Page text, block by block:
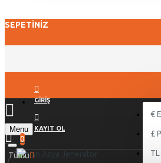
SEPETINIZ
GIRIŞ
KAYIT OL
€
£
TL
Menu
0
Tümü